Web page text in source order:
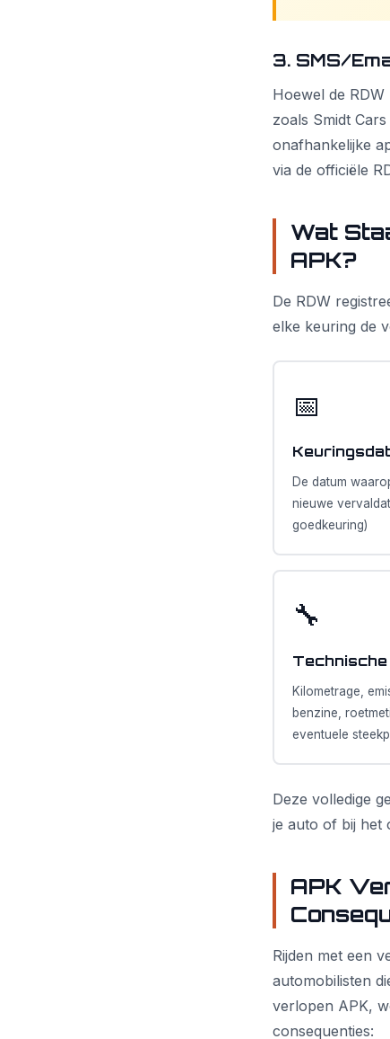
3. SMS/
Hoewel de
zoals Smidt
onafhankelijke
via de officiële
Wat
APK?
De RDW
elke keuring de
📅
De datum
nieuwe
goedkeuring)
🔧
Kilometrage,
benzine,
eventuele
Deze volledige
je auto of bij het
APK
Rijden met een
automobilisten
verlopen APK,
consequenties: